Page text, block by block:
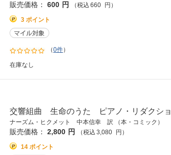
販売価格： 600 円 （税込 660 円 ）
3 ポイント
（0件）
在庫なし
交響組曲 生命のうた ピアノ・リダクショ
ナーズム・ヒクメット 中本信幸 訳 （本・コミック）
販売価格： 2,800 円 （税込 3,080 円 ）
14 ポイント